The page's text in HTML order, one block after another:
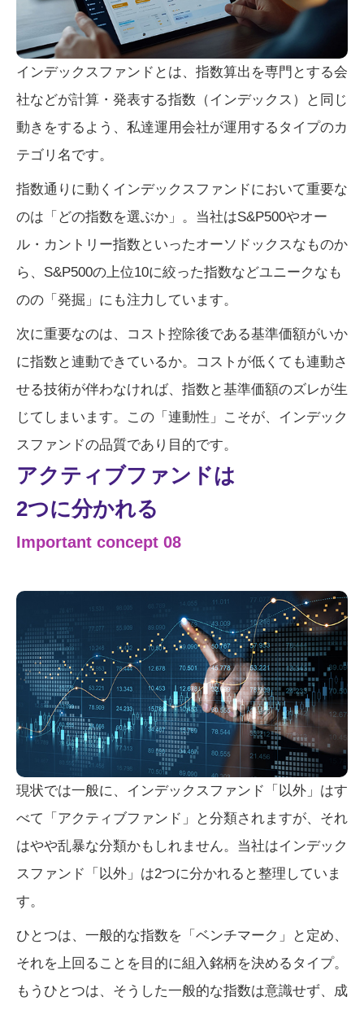
インデックスファンドとは、指数算出を専門とする会
社などが計算・発表する指数（インデックス）と同じ
動きをするよう、私達運用会社が運用するタイプのカ
テゴリ名です。
指数通りに動くインデックスファンドにおいて重要な
のは「どの指数を選ぶか」。当社はS&P500やオー
ル・カントリー指数といったオーソドックスなものか
ら、S&P500の上位10に絞った指数などユニークなも
のの「発掘」にも注力しています。
次に重要なのは、コスト控除後である基準価額がいか
に指数と連動できているか。コストが低くても連動さ
せる技術が伴わなければ、指数と基準価額のズレが生
じてしまいます。この「連動性」こそが、インデック
スファンドの品質であり目的です。
アクティブファンドは
2つに分かれる
Important concept 08
現状では一般に、インデックスファンド「以外」はす
べて「アクティブファンド」と分類されますが、それ
はやや乱暴な分類かもしれません。当社はインデック
スファンド「以外」は2つに分かれると整理していま
す。
ひとつは、一般的な指数を「ベンチマーク」と定め、
それを上回ることを目的に組入銘柄を決めるタイプ。
もうひとつは、そうした一般的な指数は意識せず、成